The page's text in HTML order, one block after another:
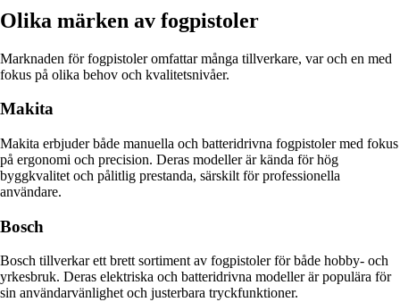
Olika märken av fogpistoler
Marknaden för fogpistoler omfattar många tillverkare, var och en med
fokus på olika behov och kvalitetsnivåer.
Makita
Makita erbjuder både manuella och batteridrivna fogpistoler med fokus
på ergonomi och precision. Deras modeller är kända för hög
byggkvalitet och pålitlig prestanda, särskilt för professionella
användare.
Bosch
Bosch tillverkar ett brett sortiment av fogpistoler för både hobby- och
yrkesbruk. Deras elektriska och batteridrivna modeller är populära för
sin användarvänlighet och justerbara tryckfunktioner.